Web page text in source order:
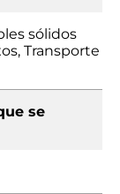
sólidos
Transporte
se